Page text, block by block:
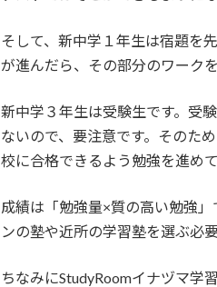
そして、新中学１年生は宿題を
が進んだら、その部分のワーク
新中学３年生は受験生です。受
ないので、要注意です。そのた
校に合格できるよう勉強を進め
成績は「勉強量×質の高い勉強
ンの塾や近所の学習塾を選ぶ必要
ちなみにStudyRoomイナヅマ学